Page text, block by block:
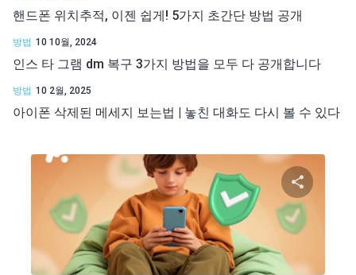
핸드폰 위치추적, 이젠 쉽게! 5가지 초간단 방법 공개
방법 10 10월, 2024
인스 타 그램 dm 복구 3가지 방법을 모두 다 공개합니다
방법 10 2월, 2025
아이폰 삭제된 메세지 보는법 | 놓친 대화도 다시 볼 수 있다